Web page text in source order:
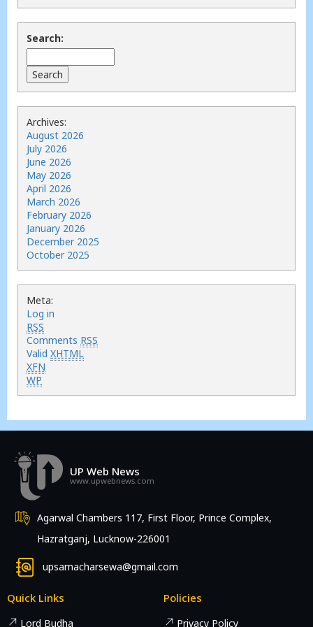
Search:
Archives:
August 2026
July 2026
June 2026
May 2026
April 2026
March 2026
February 2026
January 2026
December 2025
October 2025
Meta:
Log in
RSS
Comments RSS
Valid XHTML
XFN
WP
UP Web News
www.upwebnews.com
Agarwal Chambers 117, First Floor, Prince Complex,
Hazratganj, Lucknow-226001
upsamacharsewa@gmail.com
Quick Links
Lord Budha
Policies
Privacy Policy